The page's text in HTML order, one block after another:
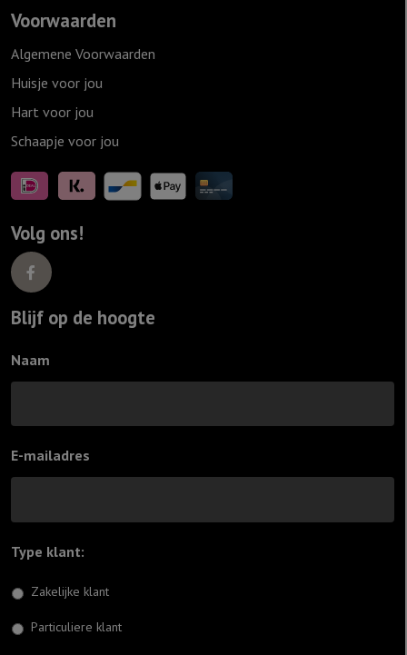
Voorwaarden
Algemene Voorwaarden
Huisje voor jou
Hart voor jou
Schaapje voor jou
Volg ons!
Blijf op de hoogte
Naam
E-mailadres
Type klant:
Zakelijke klant
Particuliere klant